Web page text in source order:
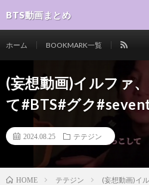
BTS動画まとめ
ホーム BOOKMARK一覧
(妄想動画)イルファ
て#BTS#グク
2024.08.25 テテジン
HOME テテジン (妄想動画)イ